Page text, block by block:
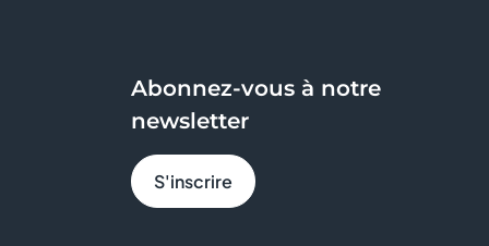
BZB
CACHE CACHE
CELIO
Abonnez-vous à notre
newsletter
S'inscrire